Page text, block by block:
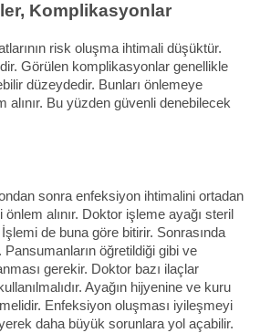
Komplikasyonlar
risk oluşma ihtimali düşüktür.
Görülen komplikasyonlar genellikle
düzeydedir. Bunları önlemeye
alınır. Bu yüzden güvenli denebilecek
sonra enfeksiyon ihtimalini ortadan
önlem alınır. Doktor işleme ayağı steril
de buna göre bitirir. Sonrasında
Pansumanların öğretildiği gibi ve
gerekir. Doktor bazı ilaçlar
Ayağın hijyenine ve kuru
Enfeksiyon oluşması iyileşmeyi
daha büyük sorunlara yol açabilir.